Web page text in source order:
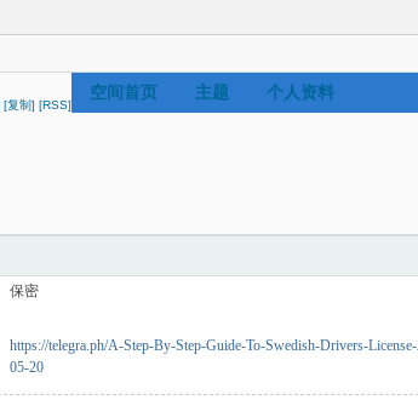
[复制] [RSS]
空间首页 主题 个人资料
保密
https://telegra.ph/A-Step-By-Step-Guide-To-Swedish-Drivers-
05-20